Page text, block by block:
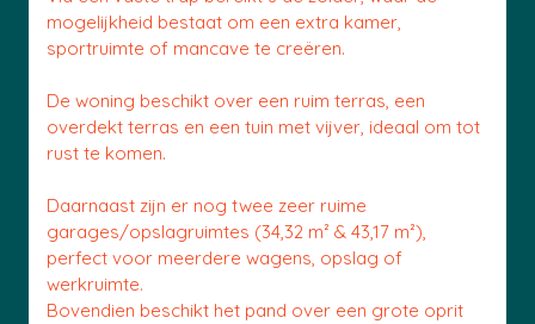
mogelijkheid bestaat om een extra kamer,
sportruimte of mancave te creëren.
De woning beschikt over een ruim terras, een
overdekt terras en een tuin met vijver, ideaal om tot
rust te komen.
Daarnaast zijn er nog twee zeer ruime
garages/opslagruimtes (34,32 m² & 43,17 m²),
perfect voor meerdere wagens, opslag of
werkruimte.
Bovendien beschikt het pand over een grote oprit